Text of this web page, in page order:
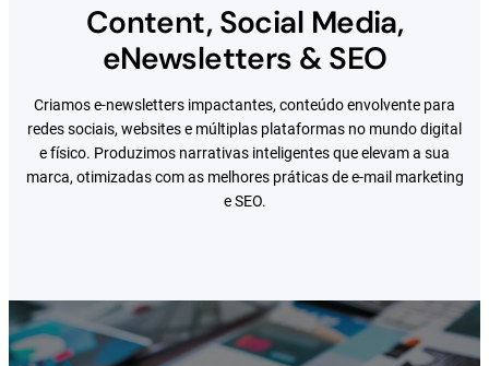
Content, Social Media,
eNewsletters & SEO
Criamos e-newsletters impactantes, conteúdo envolvente para
redes sociais, websites e múltiplas plataformas no mundo digital
e físico. Produzimos narrativas inteligentes que elevam a sua
marca, otimizadas com as melhores práticas de e-mail marketing
e SEO.